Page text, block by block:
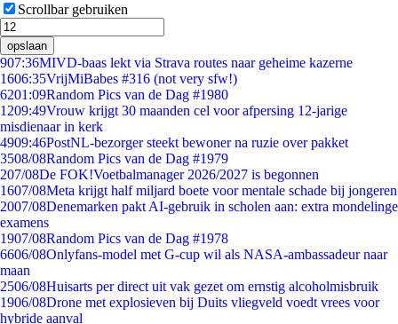
Scrollbar gebruiken
opslaan
907:36MIVD-baas lekt via Strava routes naar geheime kazerne
1606:35VrijMiBabes #316 (not very sfw!)
6201:09Random Pics van de Dag #1980
1209:49Vrouw krijgt 30 maanden cel voor afpersing 12-jarige
misdienaar in kerk
4909:46PostNL-bezorger steekt bewoner na ruzie over pakket
3508/08Random Pics van de Dag #1979
207/08De FOK!Voetbalmanager 2026/2027 is begonnen
1607/08Meta krijgt half miljard boete voor mentale schade bij jongeren
2007/08Denemarken pakt AI-gebruik in scholen aan: extra mondelinge
examens
1907/08Random Pics van de Dag #1978
6606/08Onlyfans-model met G-cup wil als NASA-ambassadeur naar
maan
2506/08Huisarts per direct uit vak gezet om ernstig alcoholmisbruik
1906/08Drone met explosieven bij Duits vliegveld voedt vrees voor
hybride aanval